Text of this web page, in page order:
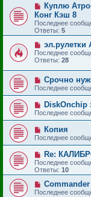
Куплю
Конг Кэш 8
Последнее
Ответы: 5
эл.рулетки
Последнее
Ответы: 28
Срочно
Последнее
DiskOnchip
Последнее
Копия
Последнее
Re:
Последнее
Ответы: 10
Последнее